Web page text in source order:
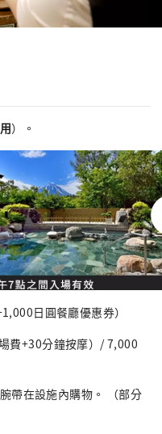
）。
日圓餐廳優惠券）
費+30分鐘按摩）/ 7,000
帶在設施內購物。 （部分